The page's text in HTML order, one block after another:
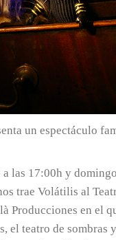
un espectáculo
a las 17:00h y
trae Volátilis al
Producciones en el
el teatro de sombras